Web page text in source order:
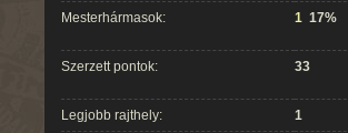
Mesterhármasok: 1 17%
Szerzett pontok: 33
Legjobb rajthely: 1